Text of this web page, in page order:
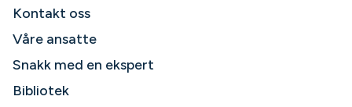
Kontakt oss
Våre ansatte
Snakk med en ekspert
Bibliotek